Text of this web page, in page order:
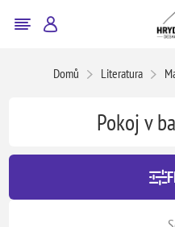
Domů Literatura
Pokoj v